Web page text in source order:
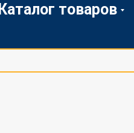
Каталог товаров